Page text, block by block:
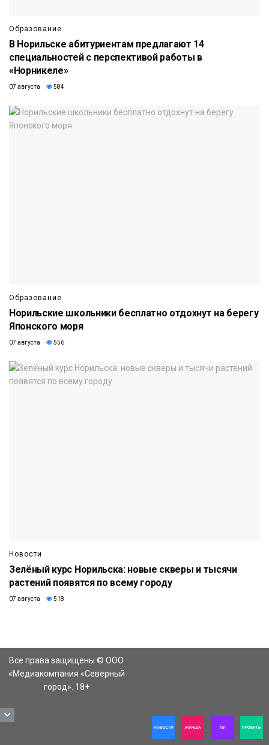
Образование
В Норильске абитуриентам предлагают 14
специальностей с перспективой работы в
«Норникеле»
07 августа 584
Образование
Норильские школьники бесплатно отдохнут на берегу
Японского моря
07 августа 556
Новости
Зелёный курс Норильска: новые скверы и тысячи
растений появятся по всему городу
07 августа 518
Все права защищены © ООО
«Медиакомпания «Северный
город». 18+